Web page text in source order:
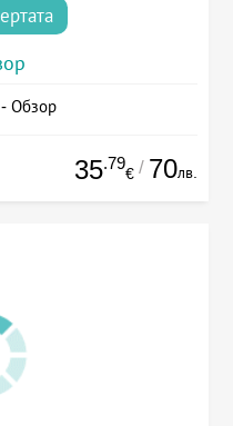
- Обзор
35.79
€ / 70лв.